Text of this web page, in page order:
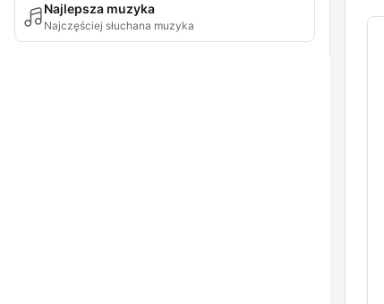
Najlepsza muzyka
Najczęściej słuchana muzyka